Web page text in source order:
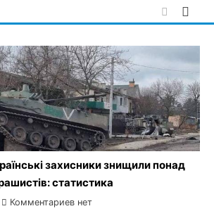
захисники знищили понад
статистика
Комментариев нет